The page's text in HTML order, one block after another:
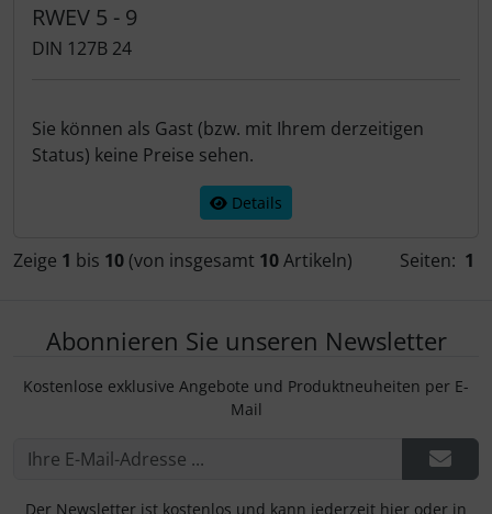
RWEV 5 - 9
DIN 127B 24
Sie können als Gast (bzw. mit Ihrem derzeitigen
Status) keine Preise sehen.
Details
Zeige 1 bis 10 (von insgesamt 10Artikeln) Seiten: 1
Abonnieren Sie unseren Newsletter
Kostenlose exklusive Angebote und Produktneuheiten per E-
Mail
Der Newsletter ist kostenlos und kann jederzeit hier oder in